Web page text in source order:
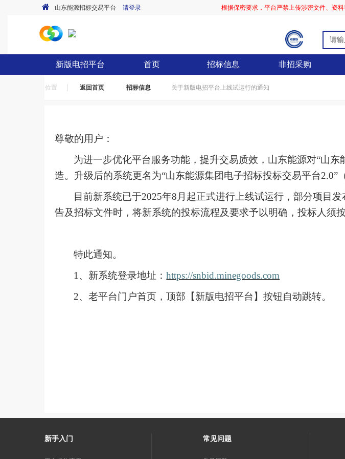
山东能源招标交易平台 请登录 根据保密要求，平台严禁上传涉密文件、资
新版电招平台 首页 招标信息 非招采购
位置 返回首页 招标信息 关于新版电招平台上线试运行的通知
尊敬的用户：
为进一步优化平台服务功能，提升交易质效，山东能源对“山东
造。升级后的系统更名为“山东能源集团电子招标投标交易平台2.0”
目前新系统已于2025年8月起正式进行上线试运行，部分项目
告及招标文件时，将新系统的投标流程及要求予以明确，投标人须
特此通知。
1、新系统登录地址：https://snbid.minegoods.com
2、老平台门户首页，顶部【新版电招平台】按钮自动跳转。
新手入门 常见问题